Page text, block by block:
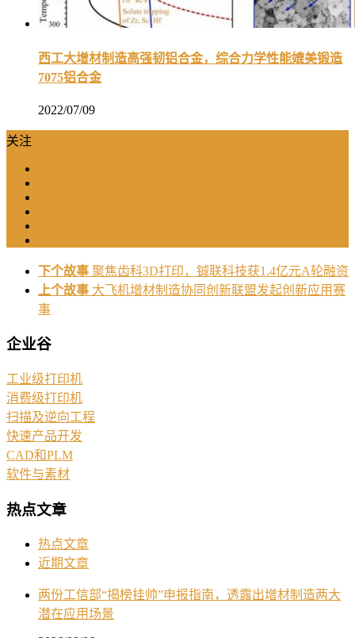
西工大增材制造高强韧铝合金，综合力学性能媲美锻造
7075铝合金
2022/07/09
关注
下个故事 聚焦齿科3D打印，铖联科技获1.4亿元A轮融资
上个故事 大飞机增材制造协同创新联盟发起创新应用赛
事
企业谷
工业级打印机
消费级打印机
扫描及逆向工程
快速产品开发
CAD和PLM
软件与素材
热点文章
热点文章
近期文章
两份工信部“揭榜挂帅”申报指南，透露出增材制造两大
潜在应用场景